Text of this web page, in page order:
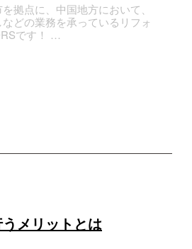
拠点に、中国地方において、
どの業務を承っているリフォ
です！ …
メリットとは